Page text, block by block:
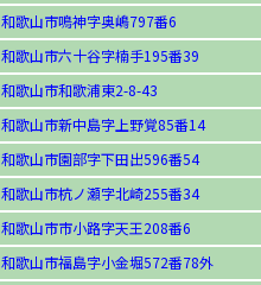
和歌山市鳴神字奥嶋797番6
和歌山市六十谷字楠手195番39
和歌山市和歌浦東2-8-43
和歌山市新中島字上野覚85番14
和歌山市園部字下田出596番54
和歌山市杭ノ瀬字北崎255番34
和歌山市市小路字天王208番6
和歌山市福島字小金堀572番78外